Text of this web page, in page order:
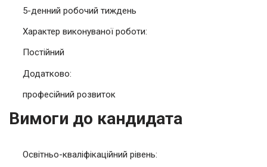
5-денний робочий тиждень
Характер виконуваної роботи:
Постійний
Додатково:
професійний розвиток
Вимоги до кандидата
Освітньо-кваліфікаційний рівень: